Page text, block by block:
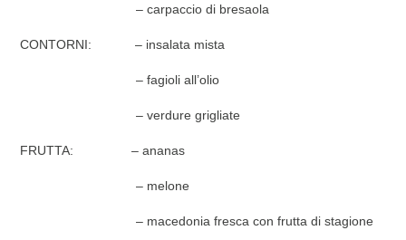
– carpaccio di bresaola
CONTORNI: – insalata mista
– fagioli all’olio
– verdure grigliate
FRUTTA: – ananas
– melone
– macedonia fresca con frutta di stagione